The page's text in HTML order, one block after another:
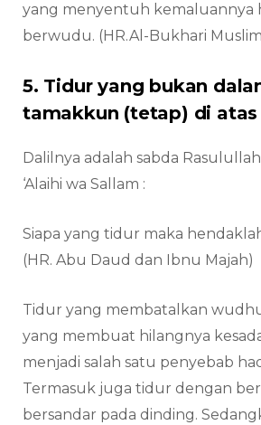
yang menyentuh kemaluannya
berwudu. (HR.Al-Bukhari
5. Tidur yang bukan
tamakkun (tetap) di
Dalilnya adalah sabda
‘Alaihi wa Sallam :
Siapa yang tidur maka
(HR. Abu Daud dan Ibnu Majah)
Tidur yang membatalkan
yang membuat hilangnya
menjadi salah satu penyebab
Termasuk juga tidur dengan
bersandar pada dinding.